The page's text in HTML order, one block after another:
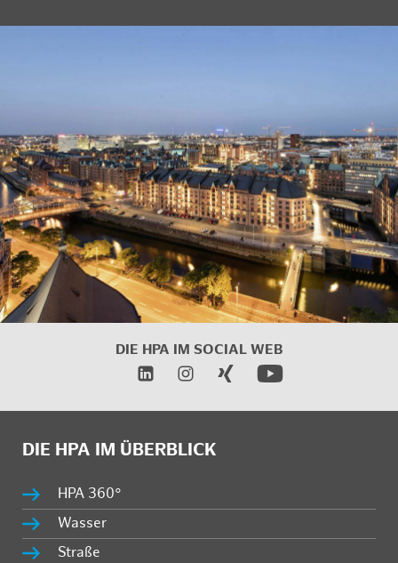
DIE HPA IM SOCIAL WEB
DIE HPA IM ÜBERBLICK
HPA 360°
Wasser
Straße